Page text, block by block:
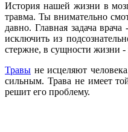
История нашей жизни в
травма. Ты внимательно
давно. Главная задача
исключить из
стержне, в сущности жизни -
Травы не исцеляют
сильным. Трава не имеет
решит его проблему.